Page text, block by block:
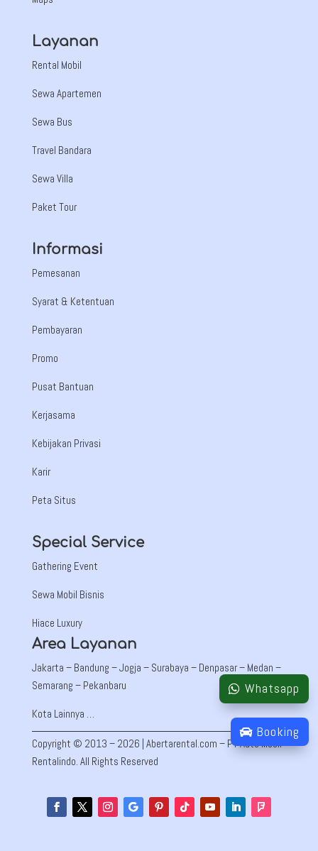
Layanan
Rental Mobil
Sewa Apartemen
Sewa Bus
Travel Bandara
Sewa Villa
Paket Tour
Informasi
Pemesanan
Syarat & Ketentuan
Pembayaran
Promo
Pusat Bantuan
Kerjasama
Kebijakan Privasi
Karir
Peta Situs
Special Service
Gathering Event
Sewa Mobil Bisnis
Hiace Luxury
Area Layanan
Jakarta – Bandung – Jogja – Surabaya – Denpasar – Medan –
Semarang – Pekanbaru
Kota Lainnya …
Copyright © 2013 – 2026 | Abertarental.com – PT Auto Mobil
Rentalindo. All Rights Reserved
Whatsapp
Booking